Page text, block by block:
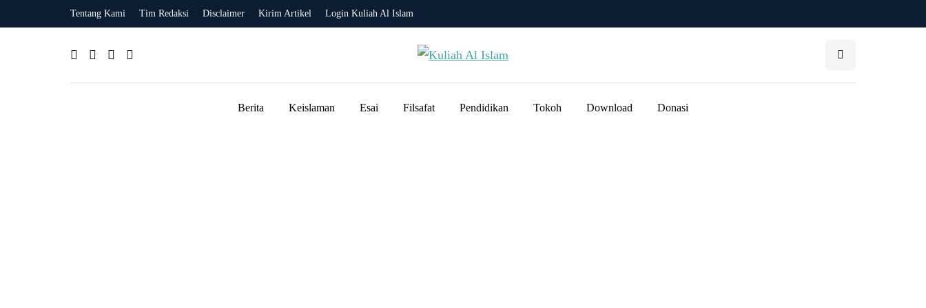
Tentang Kami Tim Redaksi Disclaimer Kirim Artikel Login Kuliah Al Islam
Berita Keislaman Esai Filsafat Pendidikan Tokoh Download Donasi